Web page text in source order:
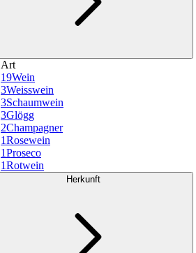
Art
19Wein
3Weisswein
3Schaumwein
3Glögg
2Champagner
1Rosewein
1Proseco
1Rotwein
Herkunft